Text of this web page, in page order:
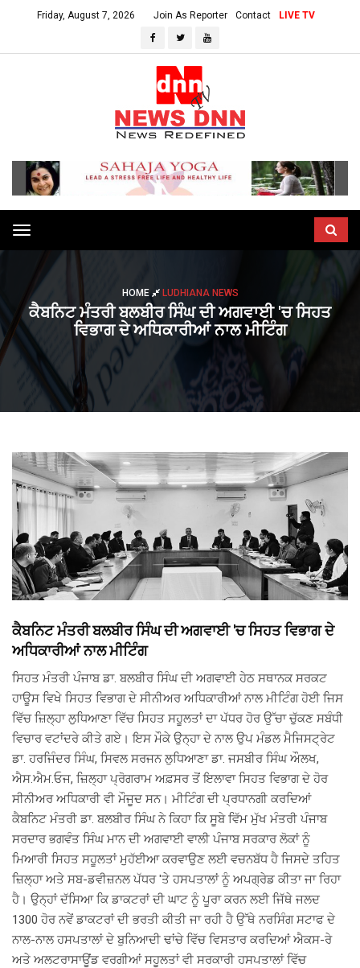
Friday, August 7, 2026 Join As Reporter Contact LIVE TV
Toggle
navigation
HOME LUDHIANA NEWS
ਕੈਬਨਿਟ ਮੰਤਰੀ ਬਲਬੀਰ ਸਿੰਘ ਦੀ ਅਗਵਾਈ 'ਚ ਸਿਹਤ
ਵਿਭਾਗ ਦੇ ਅਧਿਕਾਰੀਆਂ ਨਾਲ ਮੀਟਿੰਗ
ਕੈਬਨਿਟ ਮੰਤਰੀ ਬਲਬੀਰ ਸਿੰਘ ਦੀ ਅਗਵਾਈ 'ਚ ਸਿਹਤ ਵਿਭਾਗ ਦੇ
ਅਧਿਕਾਰੀਆਂ ਨਾਲ ਮੀਟਿੰਗ
ਸਿਹਤ ਮੰਤਰੀ ਪੰਜਾਬ ਡਾ. ਬਲਬੀਰ ਸਿੰਘ ਦੀ ਅਗਵਾਈ ਹੇਠ ਸਥਾਨਕ ਸਰਕਟ
ਹਾਊਸ ਵਿਖੇ ਸਿਹਤ ਵਿਭਾਗ ਦੇ ਸੀਨੀਅਰ ਅਧਿਕਾਰੀਆਂ ਨਾਲ ਮੀਟਿੰਗ ਹੋਈ ਜਿਸ
ਵਿੱਚ ਜ਼ਿਲ੍ਹਾ ਲੁਧਿਆਣਾ ਵਿੱਚ ਸਿਹਤ ਸਹੂਲਤਾਂ ਦਾ ਪੱਧਰ ਹੋਰ ਉੱਚਾ ਚੁੱਕਣ ਸਬੰਧੀ
ਵਿਚਾਰ ਵਟਾਂਦਰੇ ਕੀਤੇ ਗਏ। ਇਸ ਮੌਕੇ ਉਨ੍ਹਾ ਦੇ ਨਾਲ ਉਪ ਮੰਡਲ ਮੈਜਿਸਟ੍ਰੇਟ
ਡਾ. ਹਰਜਿੰਦਰ ਸਿੰਘ, ਸਿਵਲ ਸਰਜਨ ਲੁਧਿਆਣਾ ਡਾ. ਜਸਬੀਰ ਸਿੰਘ ਔਲਖ,
ਐਸ.ਐਮ.ਓਜ, ਜ਼ਿਲ੍ਹਾ ਪ੍ਰੋਗਰਾਮ ਅਫ਼ਸਰ ਤੋਂ ਇਲਾਵਾ ਸਿਹਤ ਵਿਭਾਗ ਦੇ ਹੋਰ
ਸੀਨੀਅਰ ਅਧਿਕਾਰੀ ਵੀ ਮੌਜੂਦ ਸਨ। ਮੀਟਿੰਗ ਦੀ ਪ੍ਰਧਾਨਗੀ ਕਰਦਿਆਂ
ਕੈਬਨਿਟ ਮੰਤਰੀ ਡਾ. ਬਲਬੀਰ ਸਿੰਘ ਨੇ ਕਿਹਾ ਕਿ ਸੂਬੇ ਵਿੱਮ ਮੁੱਖ ਮੰਤਰੀ ਪੰਜਾਬ
ਸਰਦਾਰ ਭਗਵੰਤ ਸਿੰਘ ਮਾਨ ਦੀ ਅਗਵਾਈ ਵਾਲੀ ਪੰਜਾਬ ਸਰਕਾਰ ਲੋਕਾਂ ਨੂੰ
ਮਿਆਰੀ ਸਿਹਤ ਸਹੂਲਤਾਂ ਮੁਹੱਈਆ ਕਰਵਾਉਣ ਲਈ ਵਚਨਬੱਧ ਹੈ ਜਿਸਦੇ ਤਹਿਤ
ਜ਼ਿਲ੍ਹਾ ਅਤੇ ਸਬ-ਡਵੀਜ਼ਨਲ ਪੱਧਰ 'ਤੇ ਹਸਪਤਾਲਾਂ ਨੂੰ ਅਪਗ੍ਰੇਡ ਕੀਤਾ ਜਾ ਰਿਹਾ
ਹੈ। ਉਨ੍ਹਾਂ ਦੱਸਿਆ ਕਿ ਡਾਕਟਰਾਂ ਦੀ ਘਾਟ ਨੂੰ ਪੂਰਾ ਕਰਨ ਲਈ ਜਿੱਥੇ ਜਲਦ
1300 ਹੋਰ ਨਵੇਂ ਡਾਕਟਰਾਂ ਦੀ ਭਰਤੀ ਕੀਤੀ ਜਾ ਰਹੀ ਹੈ ਉੱਥੇ ਨਰਸਿੰਗ ਸਟਾਫ ਦੇ
ਨਾਲ-ਨਾਲ ਹਸਪਤਾਲਾਂ ਦੇ ਬੁਨਿਆਦੀ ਢਾਂਚੇ ਵਿੱਚ ਵਿਸਤਾਰ ਕਰਦਿਆਂ ਐਕਸ-ਰੇ
ਅਤੇ ਅਲਟਰਾਸਾਊਂਡ ਵਰਗੀਆਂ ਸਹੂਲਤਾਂ ਵੀ ਸਰਕਾਰੀ ਹਸਪਤਾਲਾਂ ਵਿੱਚ